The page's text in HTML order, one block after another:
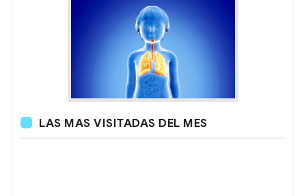
LAS MAS VISITADAS DEL MES